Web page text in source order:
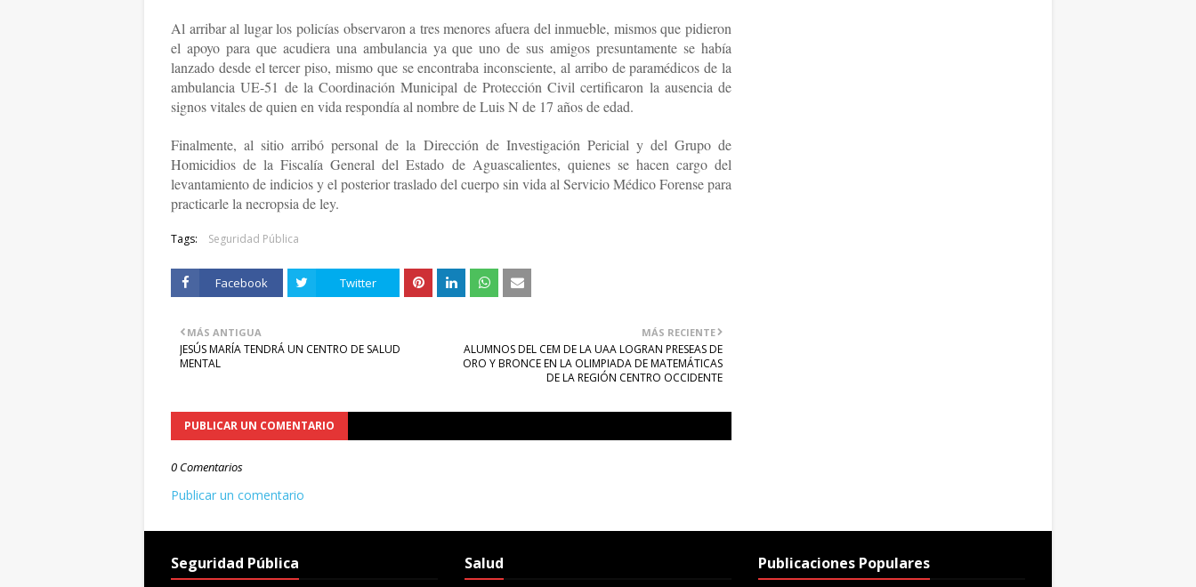
Al arribar al lugar los policías observaron a tres menores afuera del inmueble, mismos que pidieron
el apoyo para que acudiera una ambulancia ya que uno de sus amigos presuntamente se había
lanzado desde el tercer piso, mismo que se encontraba inconsciente, al arribo de paramédicos de la
ambulancia UE-51 de la Coordinación Municipal de Protección Civil certificaron la ausencia de
signos vitales de quien en vida respondía al nombre de Luis N de 17 años de edad.
Finalmente, al sitio arribó personal de la Dirección de Investigación Pericial y del Grupo de
Homicidios de la Fiscalía General del Estado de Aguascalientes, quienes se hacen cargo del
levantamiento de indicios y el posterior traslado del cuerpo sin vida al Servicio Médico Forense para
practicarle la necropsia de ley.
Tags: Seguridad Pública
Facebook Twitter
MÁS RECIENTE
ALUMNOS DEL CEM DE LA UAA LOGRAN PRESEAS DE
ORO Y BRONCE EN LA OLIMPIADA DE MATEMÁTICAS
DE LA REGIÓN CENTRO OCCIDENTE
MÁS ANTIGUA
JESÚS MARÍA TENDRÁ UN CENTRO DE SALUD
MENTAL
PUBLICAR UN COMENTARIO
0 Comentarios
Publicar un comentario
Seguridad Pública Salud Publicaciones Populares